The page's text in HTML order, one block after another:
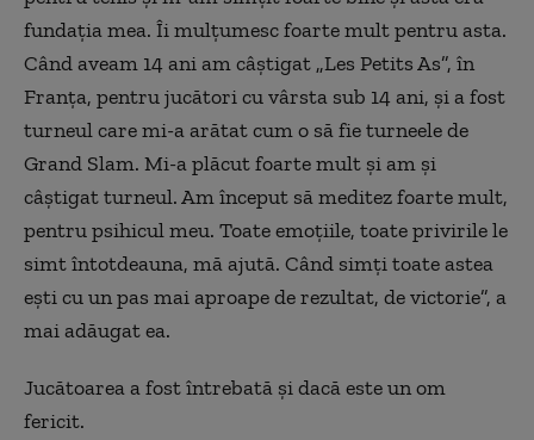
fundația mea. Îi mulțumesc foarte mult pentru asta.
Când aveam 14 ani am câștigat „Les Petits As”, în
Franța, pentru jucători cu vârsta sub 14 ani, și a fost
turneul care mi-a arătat cum o să fie turneele de
Grand Slam. Mi-a plăcut foarte mult și am și
câștigat turneul. Am început să meditez foarte mult,
pentru psihicul meu. Toate emoțiile, toate privirile le
simt întotdeauna, mă ajută. Când simți toate astea
ești cu un pas mai aproape de rezultat, de victorie”, a
mai adăugat ea.
Jucătoarea a fost întrebată și dacă este un om
fericit.